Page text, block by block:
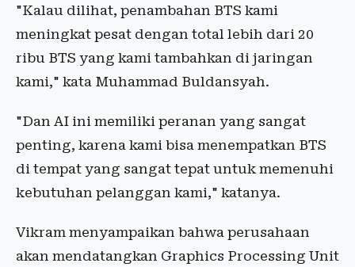
"Kalau dilihat, penambahan BTS kami
meningkat pesat dengan total lebih dari 20
ribu BTS yang kami tambahkan di jaringan
kami," kata Muhammad Buldansyah.
"Dan AI ini memiliki peranan yang sangat
penting, karena kami bisa menempatkan BTS
di tempat yang sangat tepat untuk memenuhi
kebutuhan pelanggan kami," katanya.
Vikram menyampaikan bahwa perusahaan
akan mendatangkan Graphics Processing Unit